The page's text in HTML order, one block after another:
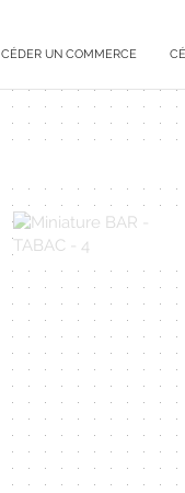
CÉDER UN COMMERCE